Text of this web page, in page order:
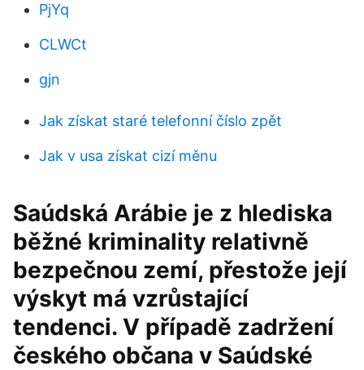
PjYq
CLWCt
gjn
Jak získat staré telefonní číslo zpět
Jak v usa získat cizí měnu
Saúdská Arábie je z hlediska
běžné kriminality relativně
bezpečnou zemí, přestože její
výskyt má vzrůstající
tendenci. V případě zadržení
českého občana v Saúdské